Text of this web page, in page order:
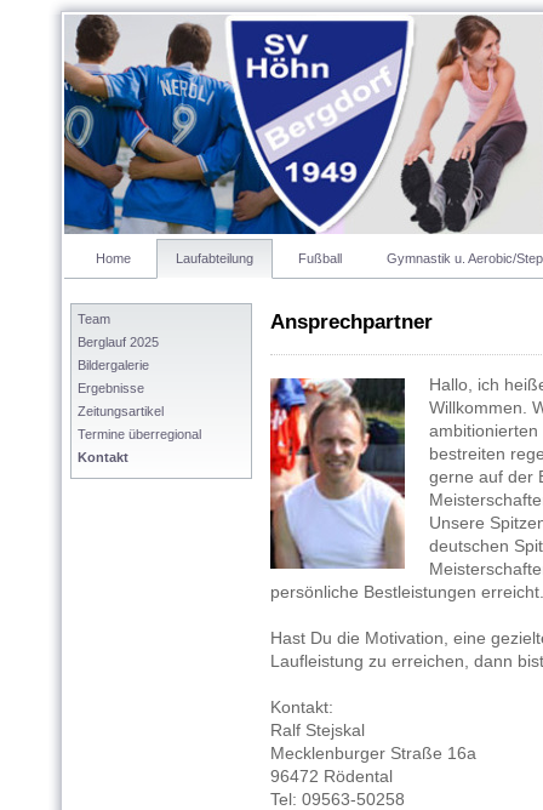
Home Laufabteilung Fußball Gymnastik u. Aerobic/
Team
Berglauf 2025
Bildergalerie
Ergebnisse
Zeitungsartikel
Termine überregional
Kontakt
Ansprechpartner
Hallo, ich
Willkommen.
bestreiten
gerne auf der
Unsere
deutschen
persönliche Bestleistungen erreicht.
Hast Du die Motivation, eine
Laufleistung zu erreichen, dann
Kontakt:
Ralf Stejskal
Mecklenburger Straße 16a
96472 Rödental
Tel: 09563-50258